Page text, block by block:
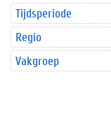
Tijdsperiode
Regio
Vakgroep